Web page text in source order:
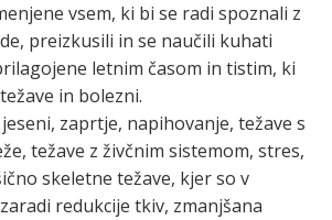
vsem, ki bi se radi spoznali z
preizkusili in se naučili kuhati
letnim časom in tistim, ki
in bolezni.
jeseni, zaprtje, napihovanje, težave s
težave z živčnim sistemom, stres,
skeletne težave, kjer so v
redukcije tkiv, zmanjšana